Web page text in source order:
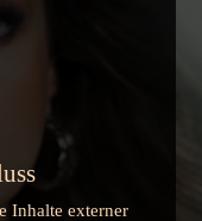
Inhalte externer